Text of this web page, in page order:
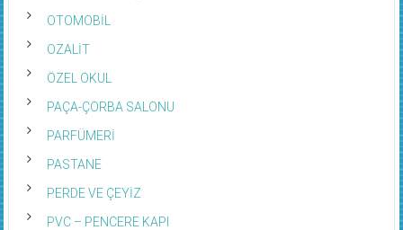
OTOMOBİL
OZALİT
ÖZEL OKUL
PAÇA-ÇORBA SALONU
PARFÜMERİ
PASTANE
PERDE VE ÇEYİZ
PVC – PENCERE KAPI